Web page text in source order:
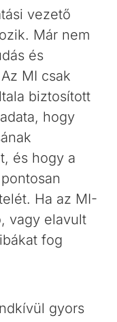
vezető
Már nem
és
MI csak
biztosított
hogy
és hogy a
Ha az MI-
vagy elavult
fog
gyors